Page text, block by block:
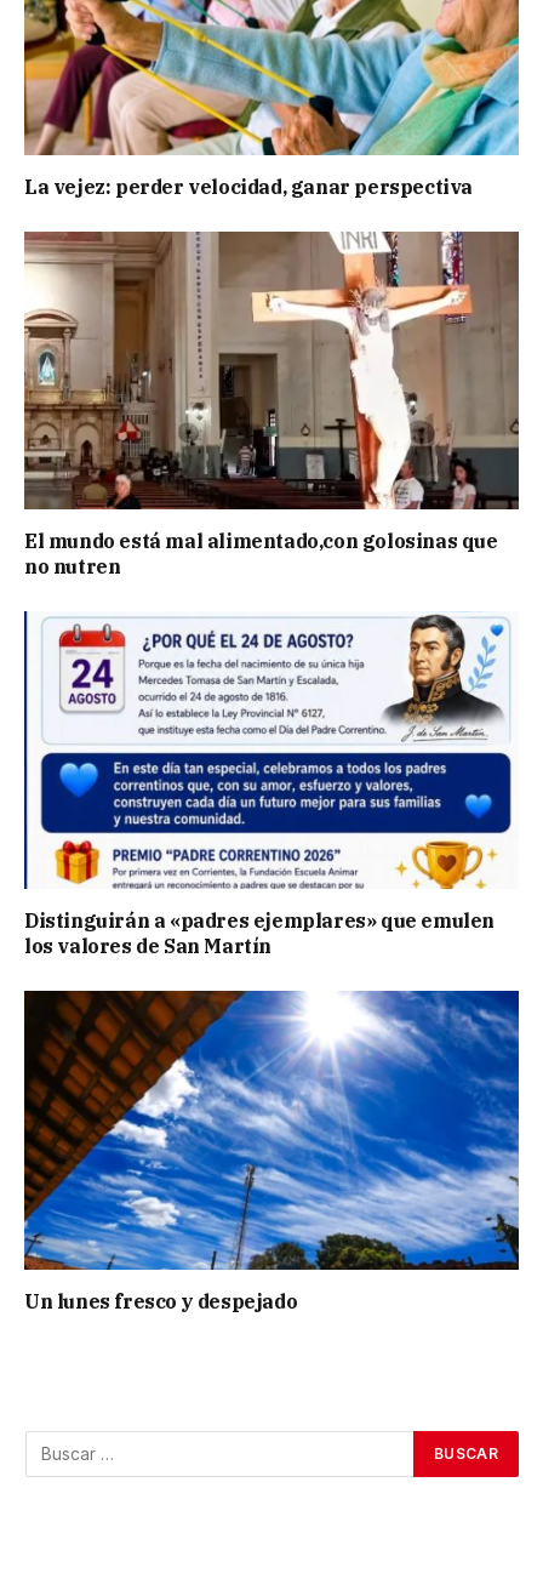
La vejez: perder velocidad, ganar perspectiva
El mundo está mal alimentado,con golosinas que
no nutren
Distinguirán a «padres ejemplares» que emulen
los valores de San Martín
Un lunes fresco y despejado